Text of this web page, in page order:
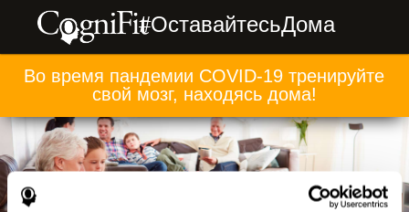
#ОставайтесьДома
Во время пандемии COVID-19 тренируйте
свой мозг, находясь дома!